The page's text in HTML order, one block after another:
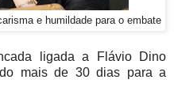
e humildade para o embate
ligada a Flávio Dino
mais de 30 dias para a